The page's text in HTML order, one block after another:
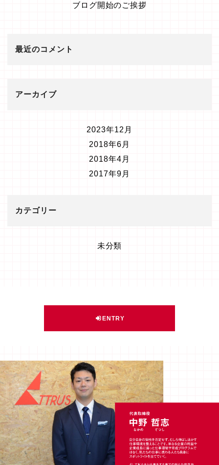
ブログ開始のご挨拶
最近のコメント
アーカイブ
2023年12月
2018年6月
2018年4月
2017年9月
カテゴリー
未分類
ENTRY